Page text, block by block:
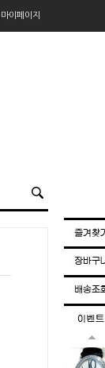
마이페이지